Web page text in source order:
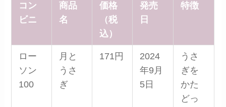
コン
ビニ
商品
名
価格
（税
込）
発売
日
特徴
ロー
ソン
100
月と
うさ
ぎ
171円
2024
年9月
5日
うさ
ぎを
かた
どっ